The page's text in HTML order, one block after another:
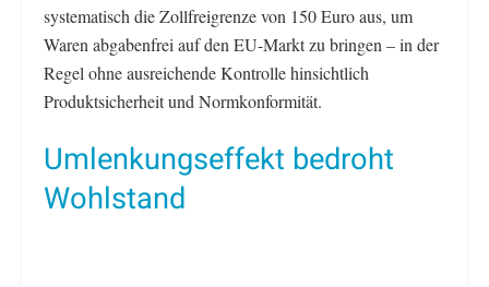
systematisch die Zollfreigrenze von 150 Euro aus, um
Waren abgabenfrei auf den EU-Markt zu bringen – in der
Regel ohne ausreichende Kontrolle hinsichtlich
Produktsicherheit und Normkonformität.
Umlenkungseffekt bedroht
Wohlstand